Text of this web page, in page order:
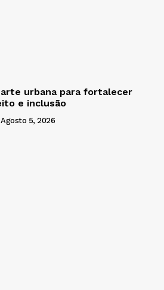
urbana para fortalecer
e inclusão
Agosto 5, 2026